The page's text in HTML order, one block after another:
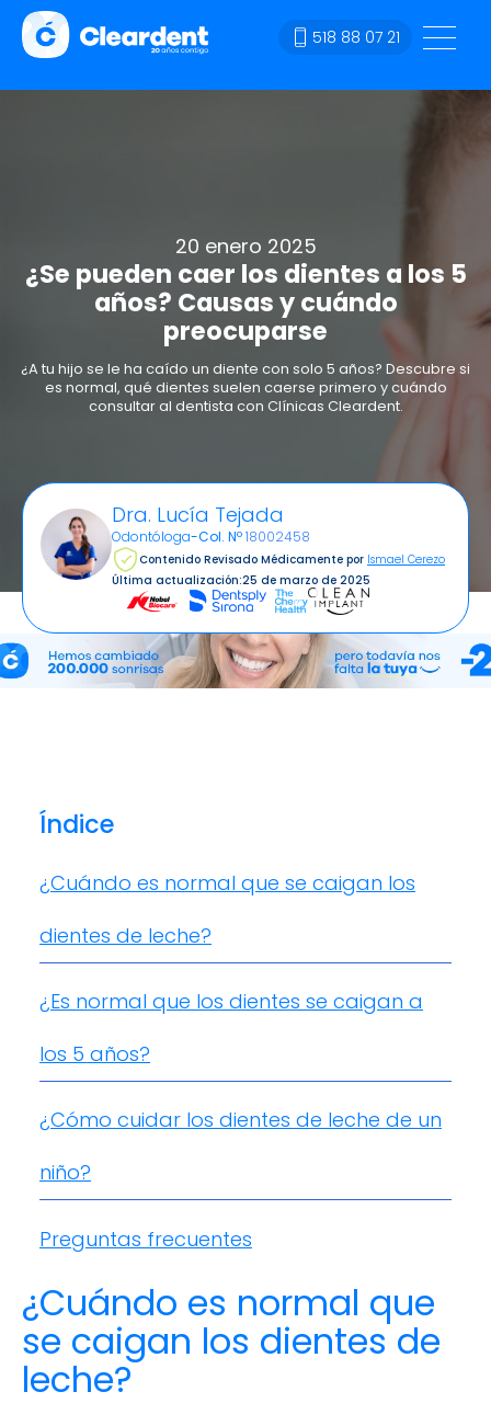
518 88 07 21
20 enero 2025
¿Se pueden caer los dientes a los 5
años? Causas y cuándo
preocuparse
¿A tu hijo se le ha caído un diente con solo 5 años? Descubre si
es normal, qué dientes suelen caerse primero y cuándo
consultar al dentista con Clínicas Cleardent.
Dra. Lucía Tejada
Odontóloga-Col. Nº18002458
Contenido Revisado Médicamente por Ismael Cerezo
Última actualización:25 de marzo de 2025
¿Cuándo es normal que
se caigan los dientes de
leche?
Índice
¿Cuándo es normal que se caigan los
dientes de leche?
¿Es normal que los dientes se caigan a
los 5 años?
¿Cómo cuidar los dientes de leche de un
niño?
Preguntas frecuentes